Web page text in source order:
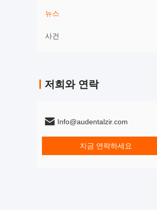
뉴스
사건
저희와 연락
Info@audentalzir.com
지금 연락하세요